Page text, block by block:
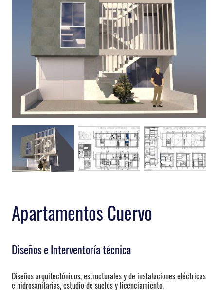
Apartamentos Cuervo
Diseños e Interventoría técnica
Diseños arquitectónicos, estructurales y de instalaciones eléctricas
e hidrosanitarias, estudio de suelos y licenciamiento,